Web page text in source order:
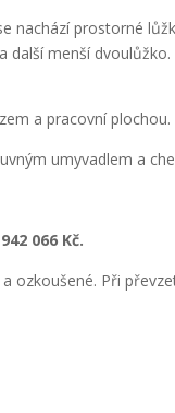
nachází prostorné
menší
a pracovní plochou.
umyvadlem a
066 Kč.
ozkoušené. Při